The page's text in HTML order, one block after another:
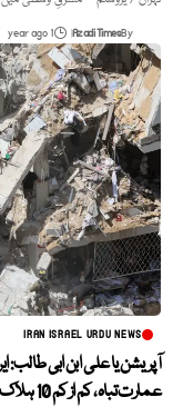
By
Azadi Times
1 year ago
IRAN ISRAEL URDU NEWS
عمارت تباہ، کم از کم 10 ہلاک